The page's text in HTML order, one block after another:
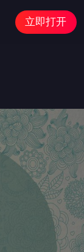
立即打开